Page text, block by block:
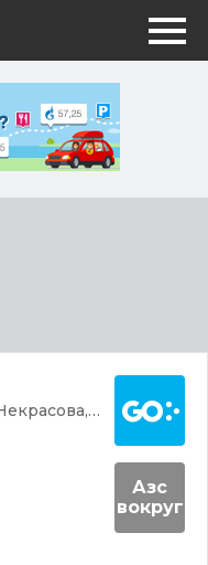
624607 г. Алапаевск, ул. Некрасова, 2Б
Азс
вокруг